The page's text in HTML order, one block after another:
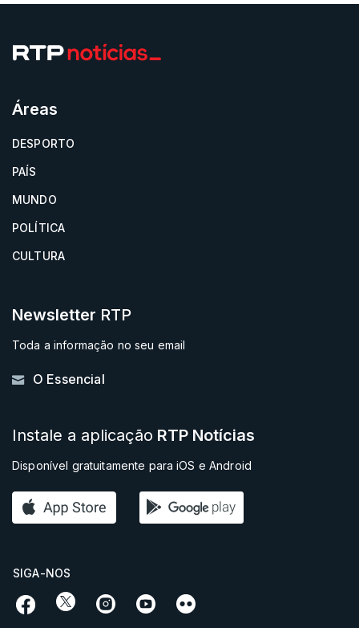
Áreas
DESPORTO
PAÍS
MUNDO
POLÍTICA
CULTURA
Newsletter RTP
Toda a informação no seu email
O Essencial
Instale a aplicação RTP Notícias
Disponível gratuitamente para iOS e Android
SIGA-NOS